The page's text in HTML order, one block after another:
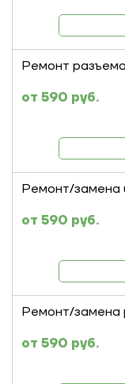
Ремонт
590 руб.
Ремонт/замена
590 руб.
Ремонт/замена
590 руб.